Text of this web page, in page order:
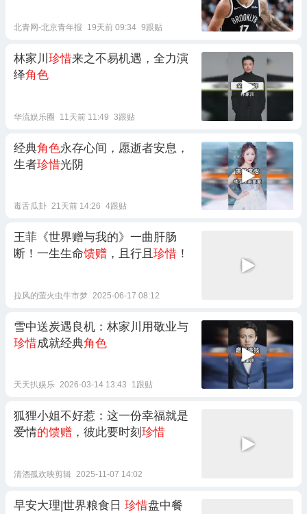
北青网-北京青年报 19天前 09:34 9跟贴
林家川 珍惜来之不易机遇，全力演
绎角色
华流娱乐圈 11天前 11:49 3跟贴
经典角色永存心间，愿逝者安息，
生者珍惜光阴
毒舌瓜卦 21天前 14:26 4跟贴
王菲《世界赠与我的》一曲肝肠
断！一生生命馈赠 ，且行且 珍惜 ！
拉风的萤火虫牛市梦 2025-06-17 08:12
雪中送炭遇良机：林家川用敬业与
珍惜成就经典角色
天天扒娱乐 2026-03-14 13:43 1跟贴
狐狸小姐不好惹：这一份幸福就是
爱情的馈赠 ，彼此要时刻 珍惜
清酒孤欢映剪辑 2025-11-07 14:02
早安大理|世界粮食日 珍惜盘中餐